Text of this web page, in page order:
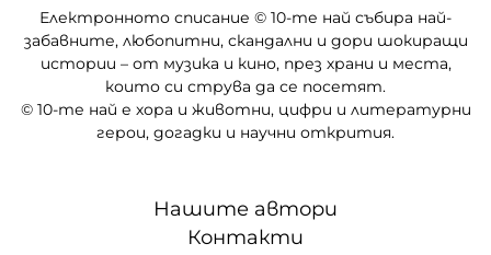
Електронното списание © 10-те най събира най-
забавните, любопитни, скандални и дори шокиращи
истории – от музика и кино, през храни и места,
които си струва да се посетят.
© 10-те най е хора и животни, цифри и литературни
герои, догадки и научни открития.
Нашите автори
Контакти